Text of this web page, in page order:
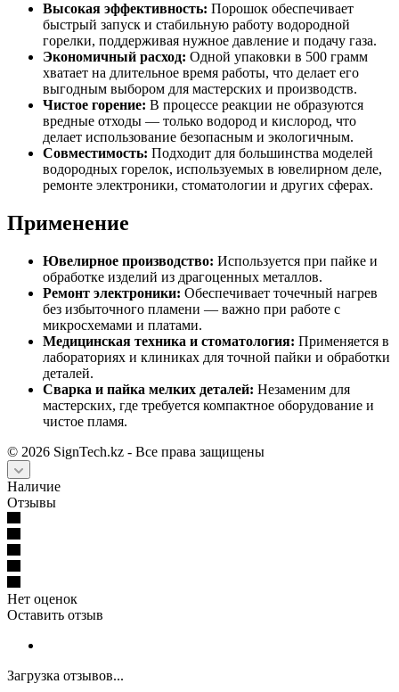
Высокая эффективность: Порошок обеспечивает
быстрый запуск и стабильную работу водородной
горелки, поддерживая нужное давление и подачу газа.
Экономичный расход: Одной упаковки в 500 грамм
хватает на длительное время работы, что делает его
выгодным выбором для мастерских и производств.
Чистое горение: В процессе реакции не образуются
вредные отходы — только водород и кислород, что
делает использование безопасным и экологичным.
Совместимость: Подходит для большинства моделей
водородных горелок, используемых в ювелирном деле,
ремонте электроники, стоматологии и других сферах.
Применение
Ювелирное производство: Используется при пайке и
обработке изделий из драгоценных металлов.
Ремонт электроники: Обеспечивает точечный нагрев
без избыточного пламени — важно при работе с
микросхемами и платами.
Медицинская техника и стоматология: Применяется в
лабораториях и клиниках для точной пайки и обработки
деталей.
Сварка и пайка мелких деталей: Незаменим для
мастерских, где требуется компактное оборудование и
чистое пламя.
© 2026 SignTech.kz - Все права защищены
Наличие
Отзывы
Нет оценок
Оставить отзыв
Загрузка отзывов...